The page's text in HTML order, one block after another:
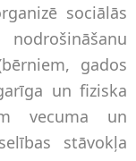
sociālās
gados
un fiziska
vecuma un
stāvokļa